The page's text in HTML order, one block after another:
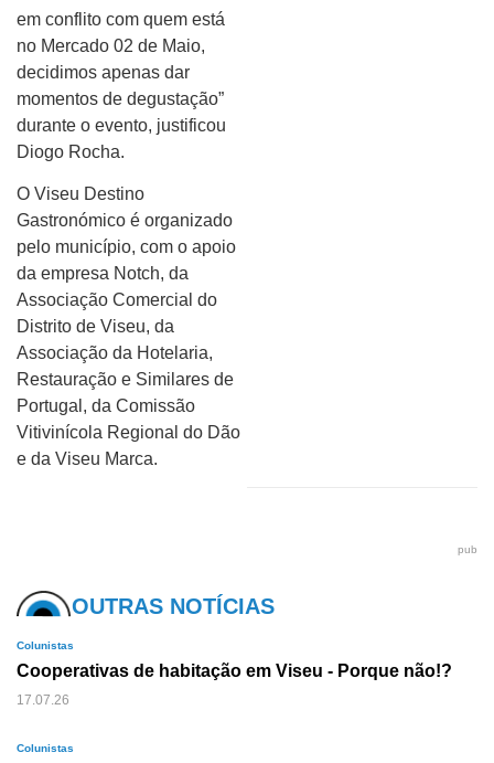
em conflito com quem está
no Mercado 02 de Maio,
decidimos apenas dar
momentos de degustação”
durante o evento, justificou
Diogo Rocha.
O Viseu Destino
Gastronómico é organizado
pelo município, com o apoio
da empresa Notch, da
Associação Comercial do
Distrito de Viseu, da
Associação da Hotelaria,
Restauração e Similares de
Portugal, da Comissão
Vitivinícola Regional do Dão
e da Viseu Marca.
pub
OUTRAS NOTÍCIAS
Colunistas
Cooperativas de habitação em Viseu - Porque não!?
17.07.26
Colunistas